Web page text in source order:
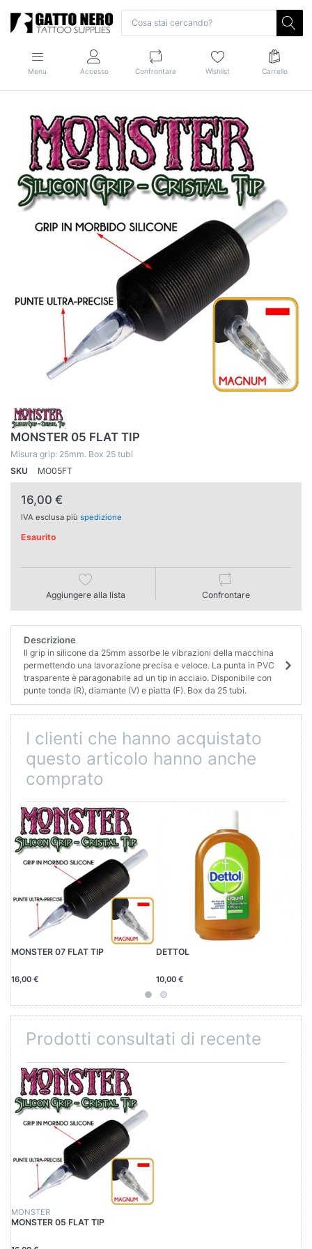
Menu Accesso Confrontare Wishlist Carrello
MONSTER 05 FLAT TIP
Misura grip: 25mm. Box 25 tubi
SKU
MO05FT
16,00 €
IVA esclusa più spedizione
Esaurito
Aggiungere alla lista Confrontare
Descrizione
Il grip in silicone da 25mm assorbe le vibrazioni della macchina
permettendo una lavorazione precisa e veloce. La punta in PVC
trasparente è paragonabile ad un tip in acciaio. Disponibile con
punte tonda (R), diamante (V) e piatta (F). Box da 25 tubi.
I clienti che hanno acquistato
questo articolo hanno anche
comprato
MONSTER 07 FLAT TIP
16,00 €
DETTOL
10,00 €
Prodotti consultati di recente
MONSTER
MONSTER 05 FLAT TIP